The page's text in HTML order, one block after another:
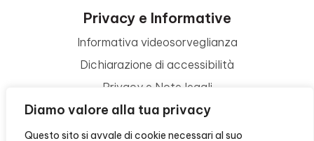
Diamo valore alla tua privacy
Questo sito si avvale di cookie necessari al suo
Privacy e Informative
Informativa videosorveglianza
Dichiarazione di accessibilità
Privacy e Note legali
Termini di utilizzo
Cookie policy